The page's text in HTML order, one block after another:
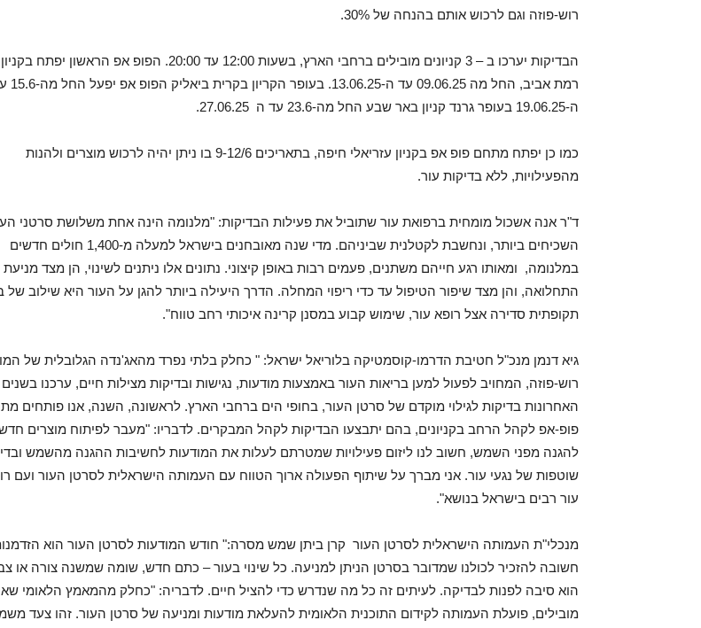
רוש-פוזה וגם לרכוש אותם בהנחה של 30%.
הבדיקות יערכו ב – 3 קניונים מובילים ברחבי הארץ, בשעות 12:00 עד 20:00. הפופ אפ הראשון יפתח בקניון
רמת אביב, החל מה 09.06.25 עד ה-13.06.25. בעופר הקריון
בקרית
ה-19.06.25
בעופר גרנד קניון באר שבע החל מה-23.6 עד ה 27.06.25.
כמו כן יפתח מתחם פופ אפ בקניון עזריאלי חיפה,
בתאריכים 9-12/6 בו ניתן יהיה לרכוש מוצרים ולהנות
מהפעילויות, ללא בדיקות עור.
ד"ר אנה אשכול מומחית ברפואת עור שתוביל את פעילות הבדיקות: "מלנומה הינה אחת משלושת סרטני
השכיחים ביותר, ונחשבת לקטלנית שביניהם. מדי שנה מאובחנים בישראל למעלה מ-1,400 חולים חדשים
במלנומה, ומאותו רגע חייהם משתנים, פעמים רבות באופן קיצוני. נתונים אלו ניתנים לשינוי, הן מצד מניעת
התחלואה, והן מצד שיפור הטיפול עד כדי ריפוי המחלה. הדרך היעילה ביותר להגן על העור היא שילוב של
תקופתית סדירה אצל רופא עור, שימוש קבוע במסנן קרינה איכותי רחב טווח".
גיא דנמן מנכ"ל חטיבת הדרמו-קוסמטיקה בלוריאל ישראל: " כחלק בלתי נפרד מהאג'נדה הגלובלית של
רוש-פוזה, המחויב לפעול למען בריאות העור באמצעות מודעות, נגישות ובדיקות מצילות חיים, ערכנו בשנים
האחרונות בדיקות לגילוי מוקדם של סרטן העור, בחופי הים ברחבי הארץ. לראשונה, השנה, אנו פותחים
פופ-אפ לקהל הרחב בקניונים, בהם יתבצעו הבדיקות לקהל המבקרים. לדבריו: "מעבר לפיתוח מוצרים
להגנה מפני השמש, חשוב לנו ליזום פעילויות שמטרתם לעלות את המודעות לחשיבות ההגנה מהשמש
שוטפות של נגעי עור. אני מברך על שיתוף הפעולה ארוך הטווח עם העמותה הישראלית לסרטן העור ועם
עור רבים בישראל בנושא".
מנכלי"ת העמותה הישראלית לסרטן העור קרן ביתן שמש מסרה:" חודש המודעות לסרטן העור הוא
חשובה להזכיר לכולנו שמדובר בסרטן הניתן למניעה. כל שינוי בעור – כתם חדש, שומה שמשנה צורה או
הוא סיבה לפנות לבדיקה. לעיתים זה כל מה שנדרש כדי להציל חיים. לדבריה: "כחלק מהמאמץ הלאומי
מובילים, פועלת העמותה לקידום התוכנית הלאומית להעלאת מודעות ומניעה של סרטן העור. זהו צעד